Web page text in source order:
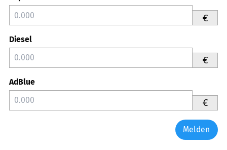
€
Diesel
€
AdBlue
€
Melden